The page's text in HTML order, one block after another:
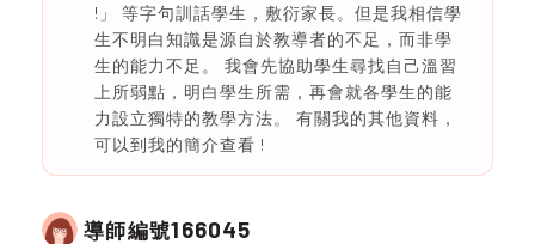
!」 等字句訓話學生，敷衍家長。但是我相信學
生不明白知識是源自於教導者的不足，而非學
生的能力不足。 我會先協助學生尋找自己溫習
上所弱點，明白學生所需，再會就各學生的能
力設立獨特的教學方法。 有關我的其他資料，
可以到我的簡介查看 !
導師編號166045